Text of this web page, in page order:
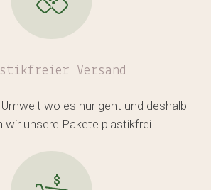
Versand
wo es nur geht und deshalb
wir unsere Pakete plastikfrei.